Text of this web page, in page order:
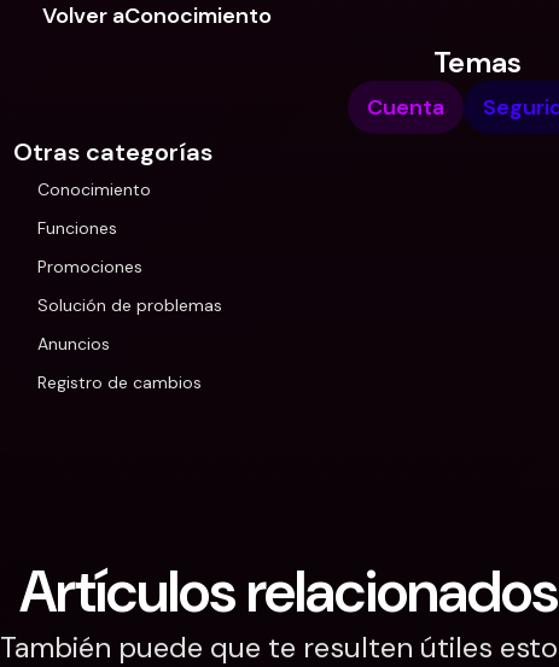
Volver aConocimiento
Temas
Cuenta
Otras categorías
Conocimiento
Funciones
Promociones
Solución de problemas
Anuncios
Registro de cambios
Artículos relacionados
También puede que te resulten útiles